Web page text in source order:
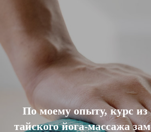
По моему опыту, курс из
тайского йога-массажа